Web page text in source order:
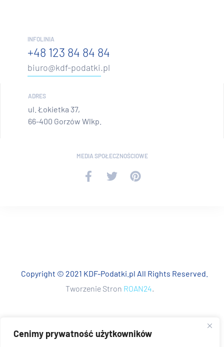
Cenimy prywatność użytkowników
INFOLINIA
+48 123 84 84 84
biuro@kdf-podatki.pl
ADRES
ul. Łokietka 37,
66-400 Gorzów Wlkp.
MEDIA SPOŁECZNOŚCIOWE
Copyright © 2021 KDF-Podatki.pl All Rights Reserved.
Tworzenie Stron ROAN24